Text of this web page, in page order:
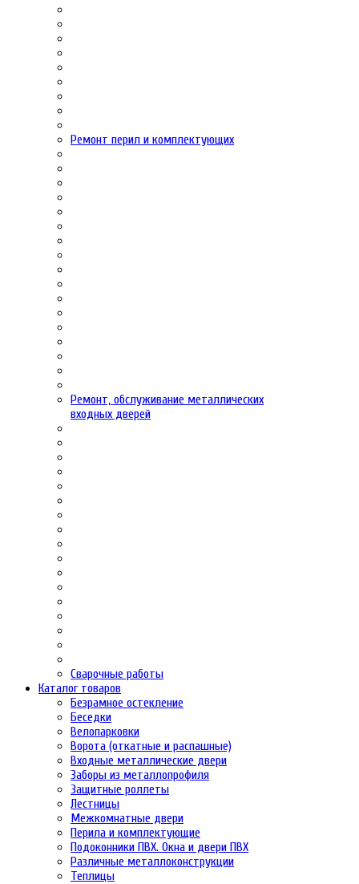
Ремонт перил и комплектующих
Ремонт, обслуживание металлических
входных дверей
Сварочные работы
Каталог товаров
Безрамное остекление
Беседки
Велопарковки
Ворота (откатные и распашные)
Входные металлические двери
Заборы из металлопрофиля
Защитные роллеты
Лестницы
Межкомнатные двери
Перила и комплектующие
Подоконники ПВХ. Окна и двери ПВХ
Различные металлоконструкции
Теплицы